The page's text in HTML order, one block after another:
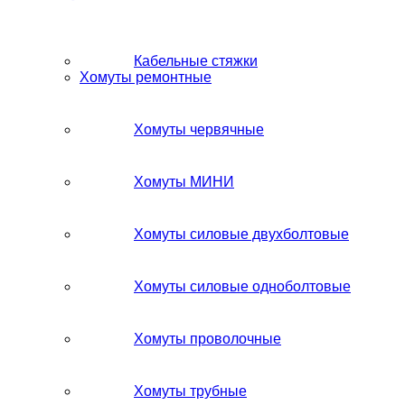
Кабельные стяжки
Хомуты ремонтные
Хомуты червячные
Хомуты МИНИ
Хомуты силовые двухболтовые
Хомуты силовые одноболтовые
Хомуты проволочные
Хомуты трубные